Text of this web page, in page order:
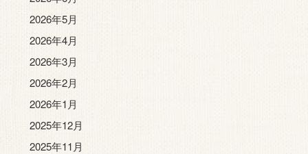
2026年5月
2026年4月
2026年3月
2026年2月
2026年1月
2025年12月
2025年11月